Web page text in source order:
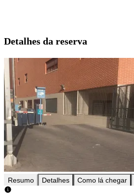
Detalhes da reserva
Resumo Detalhes Como lá chegar